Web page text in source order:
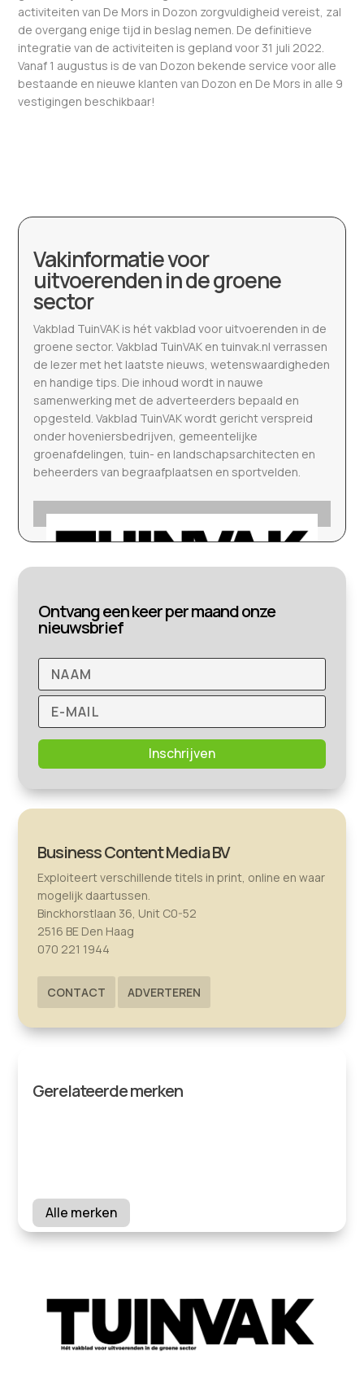
activiteiten van De Mors in Dozon zorgvuldigheid vereist, zal
de overgang enige tijd in beslag nemen. De definitieve
integratie van de activiteiten is gepland voor 31 juli 2022.
Vanaf 1 augustus is de van Dozon bekende service voor alle
bestaande en nieuwe klanten van Dozon en De Mors in alle 9
vestigingen beschikbaar!
Vakinformatie voor
uitvoerenden in de groene
sector
Vakblad TuinVAK is hét vakblad voor uitvoerenden in de
groene sector. Vakblad TuinVAK en tuinvak.nl verrassen
de lezer met het laatste nieuws, wetenswaardigheden
en handige tips. Die inhoud wordt in nauwe
samenwerking met de adverteerders bepaald en
opgesteld. Vakblad TuinVAK wordt gericht verspreid
onder hoveniersbedrijven, gemeentelijke
groenafdelingen, tuin- en landschapsarchitecten en
beheerders van begraafplaatsen en sportvelden.
Ontvang een keer per maand onze
nieuwsbrief
Inschrijven
Business Content Media BV
Exploiteert verschillende titels in print, online en waar
mogelijk daartussen.
Binckhorstlaan 36, Unit C0-52
2516 BE Den Haag
070 221 1944
CONTACT ADVERTEREN
Gerelateerde merken
Alle merken